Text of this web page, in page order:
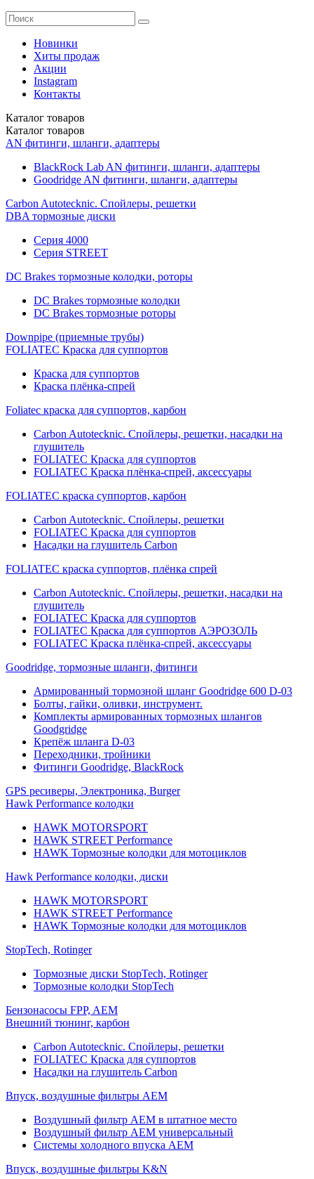
Новинки
Хиты продаж
Акции
Instagram
Контакты
Каталог товаров
Каталог товаров
AN фитинги, шланги, адаптеры
BlackRock Lab AN фитинги, шланги, адаптеры
Goodridge AN фитинги, шланги, адаптеры
Carbon Autotecknic. Спойлеры, решетки
DBA тормозные диски
Серия 4000
Серия STREET
DC Brakes тормозные колодки, роторы
DC Brakes тормозные колодки
DC Brakes тормозные роторы
Downpipe (приемные трубы)
FOLIATEC Краска для суппортов
Краска для суппортов
Краска плёнка-спрей
Foliatec краска для суппортов, карбон
Carbon Autotecknic. Спойлеры, решетки, насадки на
глушитель
FOLIATEC Краска для суппортов
FOLIATEC Краска плёнка-спрей, аксессуары
FOLIATEC краска суппортов, карбон
Carbon Autotecknic. Спойлеры, решетки
FOLIATEC Краска для суппортов
Насадки на глушитель Carbon
FOLIATEC краска суппортов, плёнка спрей
Carbon Autotecknic. Спойлеры, решетки, насадки на
глушитель
FOLIATEC Краска для суппортов
FOLIATEC Краска для суппортов АЭРОЗОЛЬ
FOLIATEC Краска плёнка-спрей, аксессуары
Goodridge, тормозные шланги, фитинги
Армированный тормозной шланг Goodridge 600 D-03
Болты, гайки, оливки, инструмент.
Комплекты армированных тормозных шлангов
Goodgridge
Крепёж шланга D-03
Переходники, тройники
Фитинги Goodridge, BlackRock
GPS ресиверы, Электроника, Burger
Hawk Performance колодки
HAWK MOTORSPORT
HAWK STREET Performance
HAWK Тормозные колодки для мотоциклов
Hawk Performance колодки, диски
HAWK MOTORSPORT
HAWK STREET Performance
HAWK Тормозные колодки для мотоциклов
StopTech, Rotinger
Тормозные диски StopTech, Rotinger
Тормозные колодки StopTech
Бензонасосы FPP, AEM
Внешний тюнинг, карбон
Carbon Autotecknic. Спойлеры, решетки
FOLIATEC Краска для суппортов
Насадки на глушитель Carbon
Впуск, воздушные фильтры AEM
Воздушный фильтр AEM в штатное место
Воздушный фильтр AEM универсальный
Системы холодного впуска AEM
Впуск, воздушные фильтры K&N